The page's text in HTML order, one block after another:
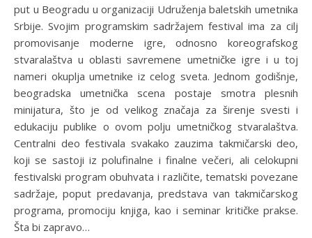
put u Beogradu u organizaciji Udruženja baletskih umetnika
Srbije. Svojim programskim sadržajem festival ima za cilj
promovisanje moderne igre, odnosno koreografskog
stvaralaštva u oblasti savremene umetničke igre i u toj
nameri okuplja umetnike iz celog sveta. Jednom godišnje,
beogradska umetnička scena postaje smotra plesnih
minijatura, što je od velikog značaja za širenje svesti i
edukaciju publike o ovom polju umetničkog stvaralaštva.
Centralni deo festivala svakako zauzima takmičarski deo,
koji se sastoji iz polufinalne i finalne večeri, ali celokupni
festivalski program obuhvata i različite, tematski povezane
sadržaje, poput predavanja, predstava van takmičarskog
programa, promociju knjiga, kao i seminar kritičke prakse.
Šta bi zapravo…